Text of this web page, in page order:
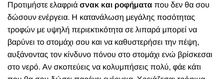
Προτιμήστε ελαφριά σνακ και ροφήματα που δεν θα σου
δώσουν ενέργεια. Η κατανάλωση μεγάλης ποσότητας
τροφών με υψηλή περιεκτικότητα σε λιπαρά μπορεί να
βαρύνει το στομάχι σου και να καθυστερήσει την πέψη,
αυξάνοντας τον κίνδυνο πόνου στο στομάχι ενώ βρίσκεσαι
στο νερό. Αν σκοπεύεις να κολυμπήσεις πολύ, φάε κάτι